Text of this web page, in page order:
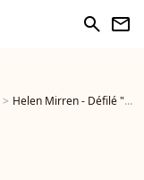
search newsletter
Helen Mirren - Défilé "Walk Your Worth" de L'Oréal lors de la Fashion Week sous la Tour Eiffel à Paris, le 1er octobre 2023. © Olivier Borde - Bertrand Rindorff/Bestimage - Photo